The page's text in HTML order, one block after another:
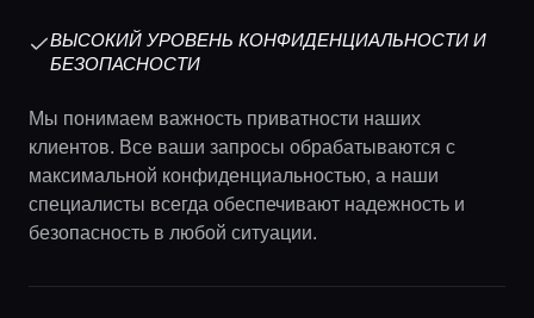
ВЫСОКИЙ УРОВЕНЬ КОНФИДЕНЦИАЛЬНОСТИ И
БЕЗОПАСНОСТИ
Мы понимаем важность приватности наших
клиентов. Все ваши запросы обрабатываются с
максимальной конфиденциальностью, а наши
специалисты всегда обеспечивают надежность и
безопасность в любой ситуации.